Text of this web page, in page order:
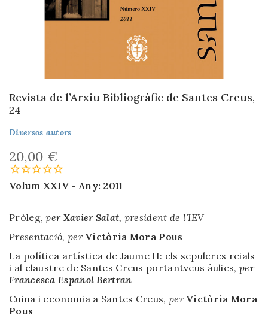
Revista de l’Arxiu Bibliogràfic de Santes Creus,
24
Diversos autors
20,00 €
Volum XXIV -Any: 2011
Pròleg,per Xavier Salat, president de l’IEV
Presentació, per Victòria Mora Pous
La política artística de Jaume II: els sepulcres reials
i al claustre de Santes Creus portantveus àulics, per
Francesca Español Bertran
Cuina i economia a Santes Creus, per Victòria Mora
Pous